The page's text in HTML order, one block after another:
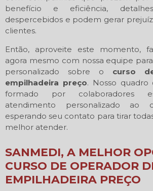
benefício e eficiência,
despercebidos e podem gerar
clientes.
Então, aproveite este momento,
agora mesmo com nossa equipe
personalizado sobre o curso
empilhadeira preço. Nosso quadro
formado por colaboradores
atendimento personalizado ao
esperando seu contato para tirar
melhor atender.
SANMEDI, A MELHOR
CURSO DE OPERADOR
EMPILHADEIRA PREÇO